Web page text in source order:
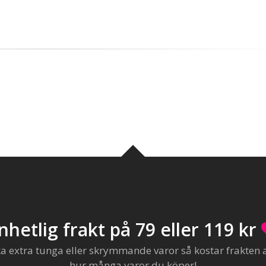
frakt på 79 eller 119 kr
extra tunga eller skrymmande varor så kostar